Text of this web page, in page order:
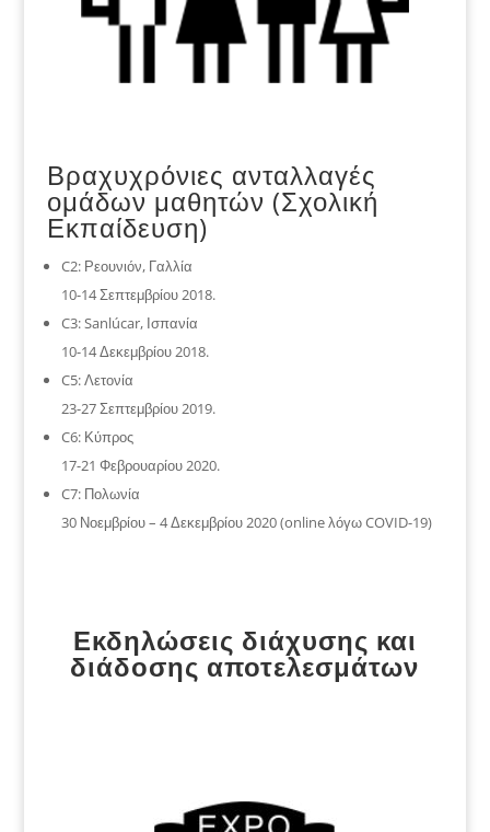
Βραχυχρόνιες ανταλλαγές
ομάδων μαθητών (Σχολική
Εκπαίδευση)
C2: Ρεουνιόν, Γαλλία
10-14 Σεπτεμβρίου 2018.
C3: Sanlúcar, Ισπανία
10-14 Δεκεμβρίου 2018.
C5: Λετονία
23-27 Σεπτεμβρίου 2019.
C6: Κύπρος
17-21 Φεβρουαρίου 2020.
C7: Πολωνία
30 Νοεμβρίου – 4 Δεκεμβρίου 2020 (online λόγω COVID-19)
Εκδηλώσεις διάχυσης και
διάδοσης αποτελεσμάτων